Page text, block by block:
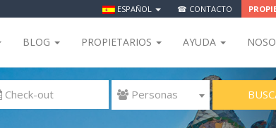
ESPAÑOL ☎ CONTACTO
BLOG PROPIETARIOS AYUDA
 Personas